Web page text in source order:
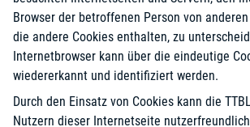
Browser der betroffenen Person von
die andere Cookies enthalten, zu
Internetbrowser kann über die eindeutige
wiedererkannt und identifiziert werden.
Durch den Einsatz von Cookies kann die
Nutzern dieser Internetseite